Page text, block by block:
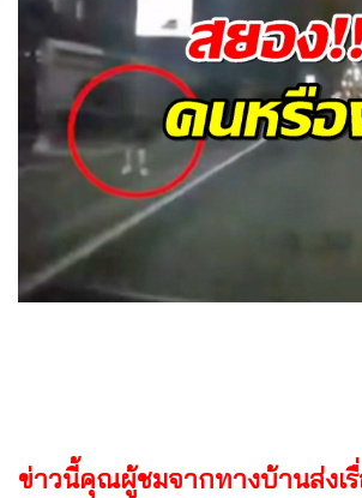
ข่าวนี้คุณผู้ชมจากทางบ้านส่งเรื่